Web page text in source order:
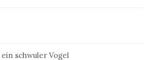
schwuler Vogel